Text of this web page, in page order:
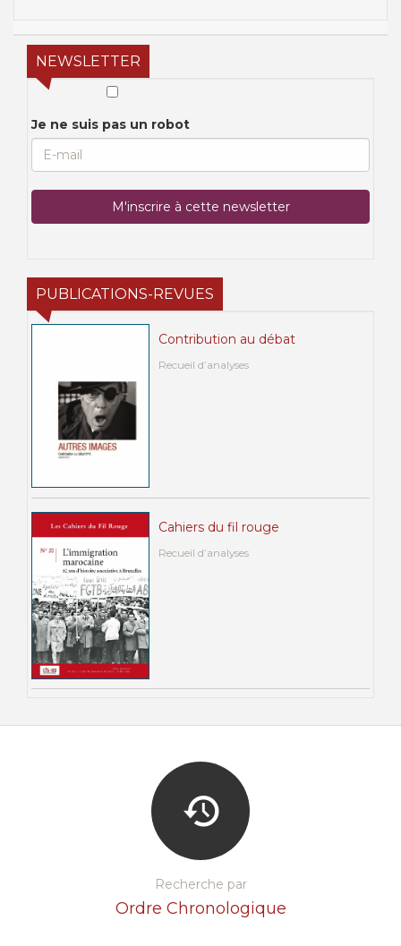
NEWSLETTER
Je ne suis pas un robot
PUBLICATIONS-REVUES
Contribution au débat
Recueil d’analyses
Cahiers du fil rouge
Recueil d’analyses
Recherche par
Ordre Chronologique